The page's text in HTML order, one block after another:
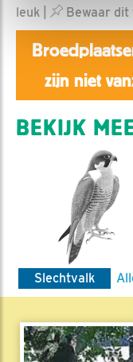
leuk
Bewaar dit
zijn niet
BEKIJK
Slechtvalk